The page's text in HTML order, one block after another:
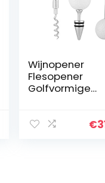
Wijnopener
Flesopener
Golfvormige
Bierflesopener
€